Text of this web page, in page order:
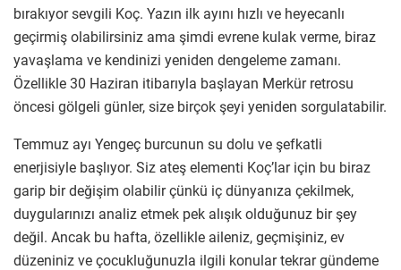
bırakıyor sevgili Koç. Yazın ilk ayını hızlı ve heyecanlı
geçirmiş olabilirsiniz ama şimdi evrene kulak verme, biraz
yavaşlama ve kendinizi yeniden dengeleme zamanı.
Özellikle 30 Haziran itibarıyla başlayan Merkür retrosu
öncesi gölgeli günler, size birçok şeyi yeniden sorgulatabilir.
Temmuz ayı Yengeç burcunun su dolu ve şefkatli
enerjisiyle başlıyor. Siz ateş elementi Koç’lar için bu biraz
garip bir değişim olabilir çünkü iç dünyanıza çekilmek,
duygularınızı analiz etmek pek alışık olduğunuz bir şey
değil. Ancak bu hafta, özellikle aileniz, geçmişiniz, ev
düzeniniz ve çocukluğunuzla ilgili konular tekrar gündeme